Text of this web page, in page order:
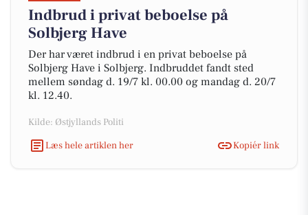
Indbrud i privat beboelse på
Solbjerg Have
Der har været indbrud i en privat beboelse på
Solbjerg Have i Solbjerg. Indbruddet fandt sted
mellem søndag d. 19/7 kl. 00.00 og mandag d. 20/7
kl. 12.40.
Kilde: Østjyllands Politi
Læs hele artiklen her
Kopiér link